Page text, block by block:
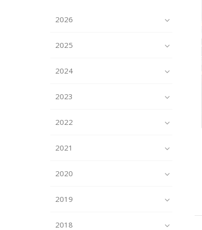
2026
2025
2024
2023
2022
2021
2020
2019
2018